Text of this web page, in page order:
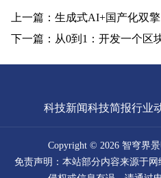
科技新闻科技简报行业
Copyright © 2026 智穹界
免责声明：本站部分内容来源于